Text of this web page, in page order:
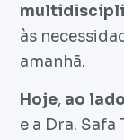
às
amanhã.
Hoje, ao
e a Dra.